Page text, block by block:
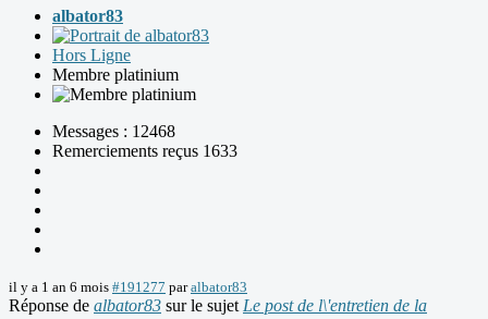
albator83
Hors Ligne
Membre platinium
Messages : 12468
Remerciements reçus 1633
il y a 1 an 6 mois #191277 paralbator83
Réponse de albator83 sur le sujet Le post de l\'entretien de la